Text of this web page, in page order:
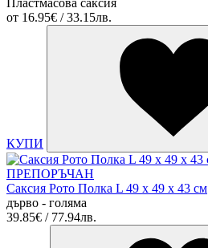
Пластмасова саксия
от 16.95€ / 33.15лв.
КУПИ
ПРЕПОРЪЧАН
Саксия Рото Полка L 49 x 49 x 43 см
дърво - голяма
39.85€ / 77.94лв.